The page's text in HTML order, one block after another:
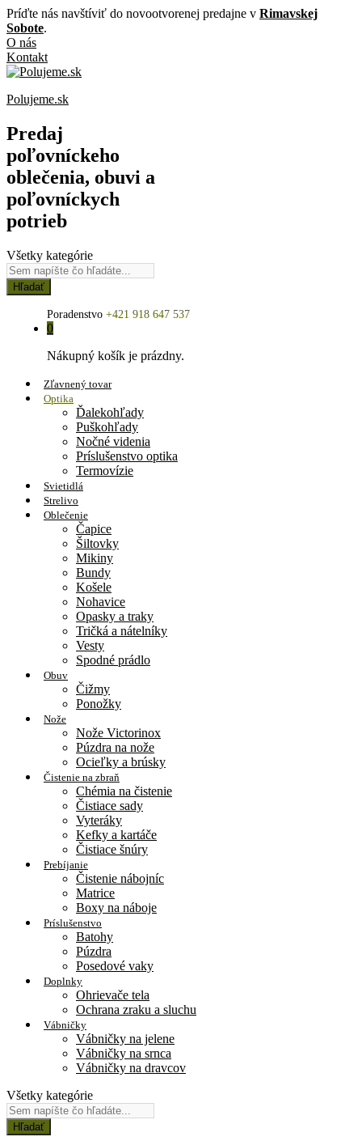
Príďte nás navštíviť do novootvorenej predajne v Rimavskej
Sobote.
O nás
Kontakt
Polujeme.sk
Predaj
poľovníckeho
oblečenia, obuvi a
poľovníckych
potrieb
Všetky kategórie
Hľadať
Poradenstvo +421 918 647 537
0
Nákupný košík je prázdny.
Zľavnený tovar
Optika
Ďalekohľady
Puškohľady
Nočné videnia
Príslušenstvo optika
Termovízie
Svietidlá
Strelivo
Oblečenie
Čapice
Šiltovky
Mikiny
Bundy
Košele
Nohavice
Opasky a traky
Tričká a nátelníky
Vesty
Spodné prádlo
Obuv
Čižmy
Ponožky
Nože
Nože Victorinox
Púzdra na nože
Ocieľky a brúsky
Čistenie na zbraň
Chémia na čistenie
Čistiace sady
Vyteráky
Kefky a kartáče
Čistiace šnúry
Prebíjanie
Čistenie nábojníc
Matrice
Boxy na náboje
Príslušenstvo
Batohy
Púzdra
Posedové vaky
Doplnky
Ohrievače tela
Ochrana zraku a sluchu
Vábničky
Vábničky na jelene
Vábničky na srnca
Vábničky na dravcov
Všetky kategórie
Hľadať